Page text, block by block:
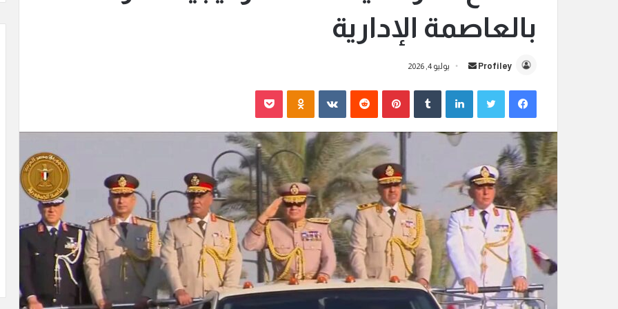
بالعاصمة الإدارية
Profiley
س
ل
ب
د
ا
إ
ل
ر
و
يوليو 4, 2026
فيسبوك لينكدإن بينتيريست ‏VKontakte